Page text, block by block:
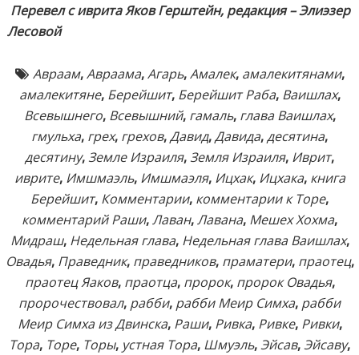
Перевел с иврита Яков Герштейн, редакция – Элиэзер
Лесовой
Авраам,Авраама,Агарь,Амалек, амалекитянами,
амалекитяне, Берейшит, Берейшит Раба, Ваишлах,
Всевышнего, Всевышний, гамаль, глава Ваишлах,
гмульха, грех, грехов,Давид,Давида,десятина,
десятину, Земле Израиля, Земля Израиля, Иврит,
иврите, Имшмаэль, Имшмаэля, Ицхак, Ицхака, книга
Берейшит, Комментарии, комментарии к Торе,
комментарий Раши,Лаван,Лавана, Мешех Хохма,
Мидраш, Недельная глава, Недельная глава Ваишлах,
Овадья, Праведник, праведников, праматери, праотец,
праотец Яаков, праотца, пророк, пророк Овадья,
пророчествовал, рабби, рабби Меир Симха, рабби
Меир Симха из Двинска, Раши, Ривка, Ривке, Ривки,
Тора, Торе, Торы, устная Тора, Шмуэль,Эйсав,Эйсаву,